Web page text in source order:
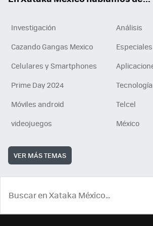
Investigación
Análisis
Cazando Gangas Mexico
Especiales
Celulares y Smartphones
Prime Day 2024
Móviles android
Telcel
videojuegos
México
VER MÁS TEMAS